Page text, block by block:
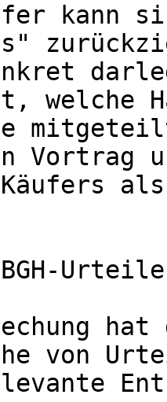
kann
welche
Vortrag
von